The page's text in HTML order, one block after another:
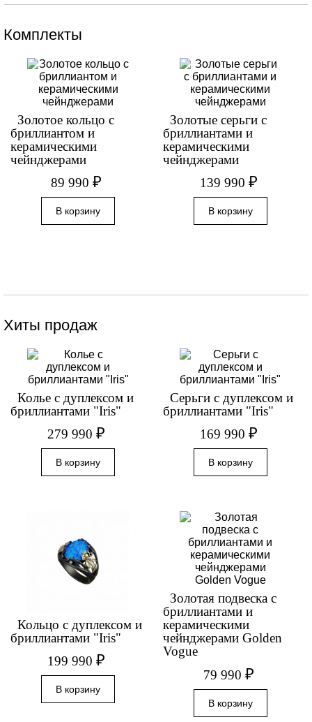
Комплекты
Золотое кольцо с
бриллиантом и
керамическими
чейнджерами
89 990₽
Золотые серьги с
бриллиантами и
керамическими
чейнджерами
139 990 ₽
Хиты продаж
Колье с дуплексом и
бриллиантами "Iris"
279 990₽
Серьги с дуплексом и
бриллиантами "Iris"
169 990 ₽
Кольцо с дуплексом и
бриллиантами "Iris"
199 990₽
Золотая подвеска с
бриллиантами и
керамическими
чейнджерами Golden
Vogue
79 990 ₽